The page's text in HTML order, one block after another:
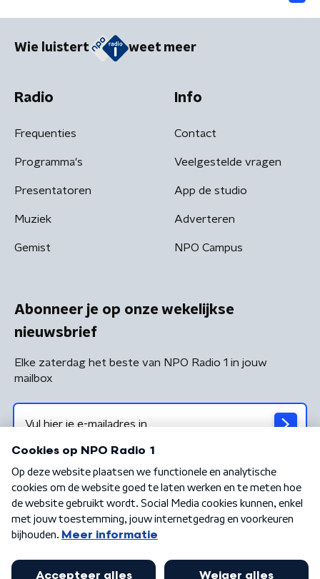
Wie luistert weet meer
Radio
Frequenties
Programma's
Presentatoren
Muziek
Gemist
Info
Contact
Veelgestelde vragen
App de studio
Adverteren
NPO Campus
Abonneer je op onze wekelijkse
nieuwsbrief
Elke zaterdag het beste van NPO Radio 1 in jouw
mailbox
Algemene voorwaarden